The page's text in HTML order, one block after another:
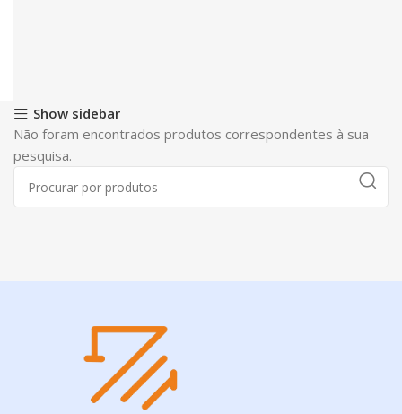
Show sidebar
Não foram encontrados produtos correspondentes à sua
pesquisa.